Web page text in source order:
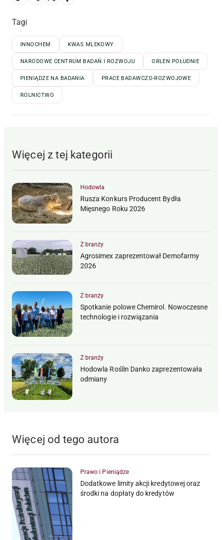
Tagi
INNOCHEM KWAS MLEKOWY
NARODOWE CENTRUM BADAŃ I ROZWOJU ORLEN POŁUDNIE
PIENIĄDZE NA BADANIA PRACE BADAWCZO-ROZWOJOWE
ROLNICTWO
Więcej z tej kategorii
Hodowla
Rusza Konkurs Producent Bydła
Mięsnego Roku 2026
Z branży
Agrosimex zaprezentował Demofarmy
2026
Z branży
Spotkanie polowe Chemirol. Nowoczesne
technologie i rozwiązania
Z branży
Hodowla Roślin Danko zaprezentowała
odmiany
Więcej od tego autora
Prawo i Pieniądze
Dodatkowe limity akcji kredytowej oraz
środki na dopłaty do kredytów